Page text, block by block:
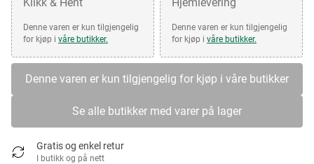
Denne varen er kun tilgjengelig
for kjøp i våre butikker.
Denne varen er kun tilgjengelig
for kjøp i våre butikker.
Denne varen er kun tilgjengelig for kjøp i våre butikker
Se alle butikker med varer på lager
Gratis og enkel retur
I butikk og på nett